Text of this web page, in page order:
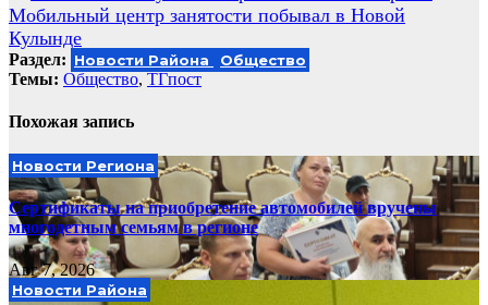
записям
Мобильный центр занятости побывал в Новой
Кулынде
Раздел: Новости Района Общество
Темы: Общество, ТГпост
Похожая запись
Новости Региона
Сертификаты на приобретение автомобилей вручены
многодетным семьям в регионе
Авг 7, 2026
Новости Района